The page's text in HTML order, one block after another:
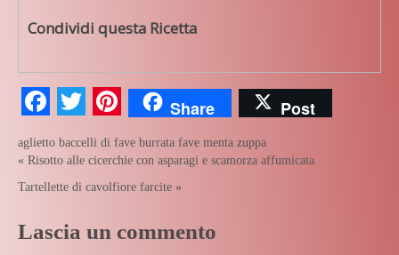
Condividi questa Ricetta
Facebook
TwitterPinterest
Share Post
aglietto baccelli di fave burrata fave menta zuppa
« Risotto alle cicerchie con asparagi e scamorza affumicata
Tartellette di cavolfiore farcite »
Lascia un commento